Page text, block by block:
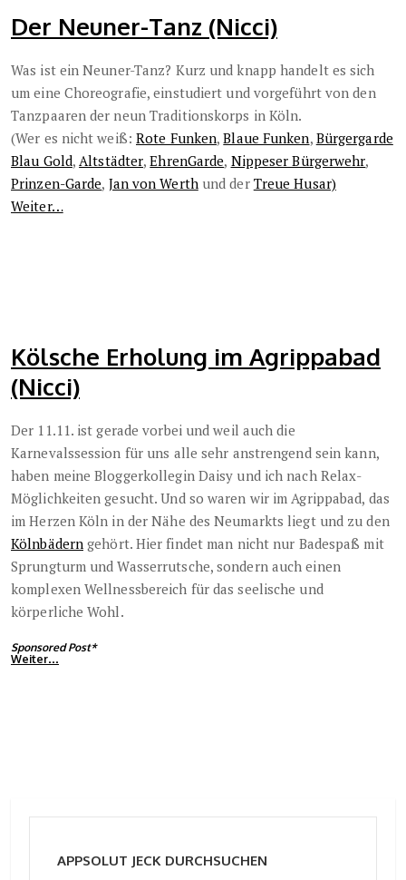
Der Neuner-Tanz (Nicci)
Was ist ein Neuner-Tanz? Kurz und knapp handelt es sich
um eine Choreografie, einstudiert und vorgeführt von den
Tanzpaaren der neun Traditionskorps in Köln.
(Wer es nicht weiß: Rote Funken,Blaue Funken, Bürgergarde
Blau Gold,Altstädter,EhrenGarde, Nippeser Bürgerwehr,
Prinzen-Garde, Jan von Werthund der Treue Husar)
Weiter…
Kölsche Erholung im Agrippabad
(Nicci)
Der 11.11. ist gerade vorbei und weil auch die
Karnevalssession für uns alle sehr anstrengend sein kann,
haben meine Bloggerkollegin Daisy und ich nach Relax-
Möglichkeiten gesucht. Und so waren wir im Agrippabad, das
im Herzen Köln in der Nähe des Neumarkts liegt und zu den
Kölnbädern gehört. Hier findet man nicht nur Badespaß mit
Sprungturm und Wasserrutsche, sondern auch einen
komplexen Wellnessbereich für das seelische und
körperliche Wohl.
Sponsored Post*
Weiter…
APPSOLUT JECK DURCHSUCHEN